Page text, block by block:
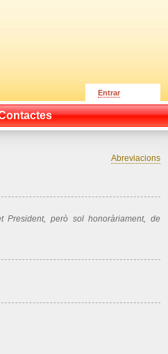
Entrar
Abreviacions
President, però sol honoràriament, de